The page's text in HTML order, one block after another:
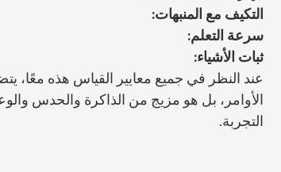
التكيف مع المنبهات:
سرعة التعلم:
ثبات الأشياء:
عند النظر في جميع معايير القياس هذه معًا،
الأوامر، بل هو مزيج من الذاكرة والحدس
التجربة.